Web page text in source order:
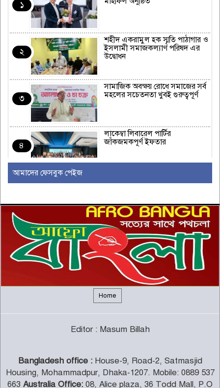
১
২
শহীদ একরামুল হক স্মৃতি পাঠাগার ও
ইসলামী সমাজকল্যাণ পরিষদ এর
উদ্বোধন
৩
সামাজিক অবক্ষয় রোধে সমাজের সর্ব
মহলের সচেতনতা খুবই গুরুত্বপূর্ণ
৪
লাকেম্বা লিবারেল পার্টির
জাঁকজমকপূর্ণ ইফতার
৬
ইউরোপীয় ইউনিয়নভুক্ত রাষ্ট্রদূতদের
সঙ্গে জামায়াতে আমিরের বৈঠক
৭
দক্ষিণ আফ্রিকায় সিরাতুবন্নী (সা.)
মাহফিল অনুষ্ঠিত
৯
জামায়াত-শিবির নিষিদ্ধের প্রজ্ঞাপন
প্রত্যাহার
আমাদের ফেসবুক পেইজ
Home
Editor : Masum Billah
Bangladesh office :House-9, Road-2, Satmasjid
Housing, Mohammadpur, Dhaka-1207. Mobile: 0889 537
663 Australia Office: 08, Alice plaza, 36 Todd Mall, P.O